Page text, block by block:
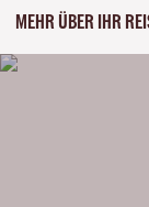
MEHR ÜBER IHR